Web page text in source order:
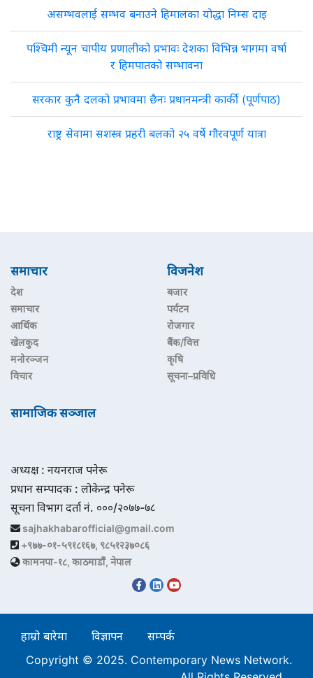
असम्भवलाई सम्भव बनाउने हिमालका योद्धा निम्स दाइ
पश्चिमी न्यून चापीय प्रणालीको प्रभावः देशका विभिन्न भागमा वर्षा
र हिमपातको सम्भावना
सरकार कुनै दलको प्रभावमा छैनः प्रधानमन्त्री कार्की (पूर्णपाठ)
राष्ट्र सेवामा सशस्त्र प्रहरी बलको २५ वर्षे गौरवपूर्ण यात्रा
समाचार
देश
समाचार
आर्थिक
खेलकुद
मनोरञ्जन
विचार
विजनेश
बजार
पर्यटन
रोजगार
बैंक/वित्त
कृषि
सूचना–प्रविधि
सामाजिक सञ्जाल
अध्यक्ष : नयनराज पनेरू
प्रधान सम्पादक : लोकेन्द्र पनेरू
सूचना विभाग दर्ता नं. ०००/२०७७-७८
sajhakhabarofficial@gmail.com
+९७७-०१-५९१८१६७, ९८५१२३७०८६
कामनपा-१८, काठमाडौं, नेपाल
हाम्रो बारेमा विज्ञापन
सम्पर्क
Copyright © 2025. Contemporary News Network.